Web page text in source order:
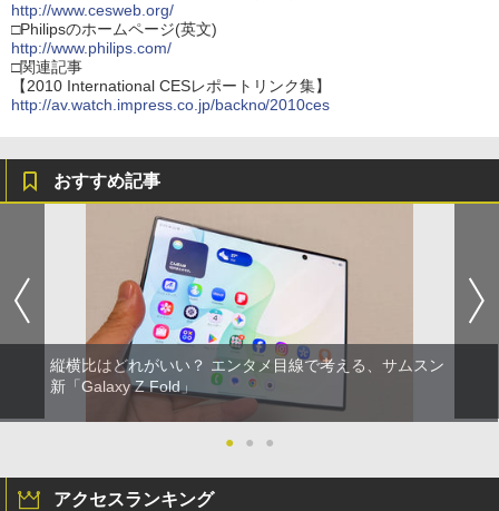
http://www.cesweb.org/
□Philipsのホームページ(英文)
http://www.philips.com/
□関連記事
【2010 International CESレポートリンク集】
http://av.watch.impress.co.jp/backno/2010ces
おすすめ記事
縦横比はどれがいい？ エンタメ目線で考える、サムスン
新「Galaxy Z Fold」
● ● ●
アクセスランキング